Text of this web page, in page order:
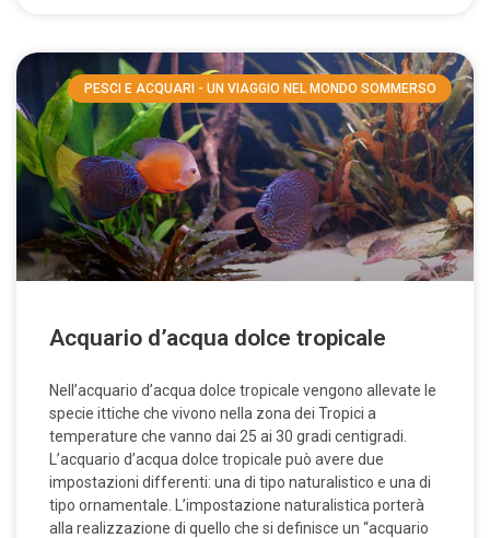
PESCI E ACQUARI - UN VIAGGIO NEL MONDO SOMMERSO
Acquario d’acqua dolce tropicale
Nell’acquario d’acqua dolce tropicale vengono allevate le
specie ittiche che vivono nella zona dei Tropici a
temperature che vanno dai 25 ai 30 gradi centigradi.
L’acquario d’acqua dolce tropicale può avere due
impostazioni differenti: una di tipo naturalistico e una di
tipo ornamentale. L’impostazione naturalistica porterà
alla realizzazione di quello che si definisce un “acquario